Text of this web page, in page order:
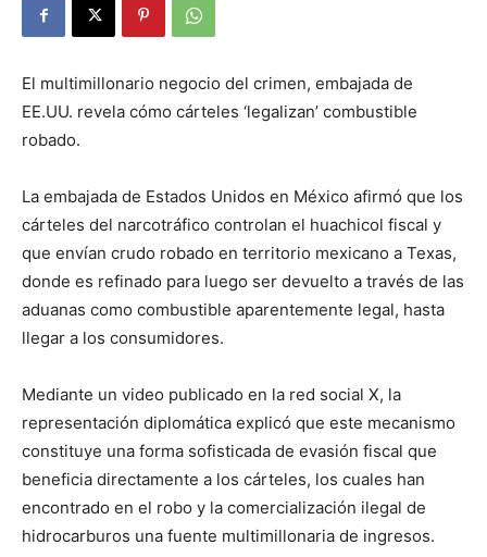
El multimillonario negocio del crimen, embajada de
EE.UU. revela cómo cárteles ‘legalizan’ combustible
robado.
La embajada de Estados Unidos en México afirmó que los
cárteles del narcotráfico controlan el huachicol fiscal y
que envían crudo robado en territorio mexicano a Texas,
donde es refinado para luego ser devuelto a través de las
aduanas como combustible aparentemente legal, hasta
llegar a los consumidores.
Mediante un video publicado en la red social X, la
representación diplomática explicó que este mecanismo
constituye una forma sofisticada de evasión fiscal que
beneficia directamente a los cárteles, los cuales han
encontrado en el robo y la comercialización ilegal de
hidrocarburos una fuente multimillonaria de ingresos.